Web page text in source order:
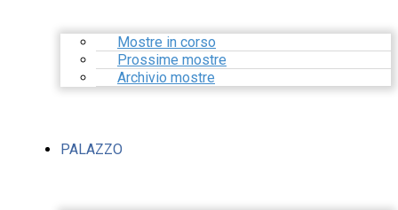
Mostre in corso
Prossime mostre
Archivio mostre
PALAZZO